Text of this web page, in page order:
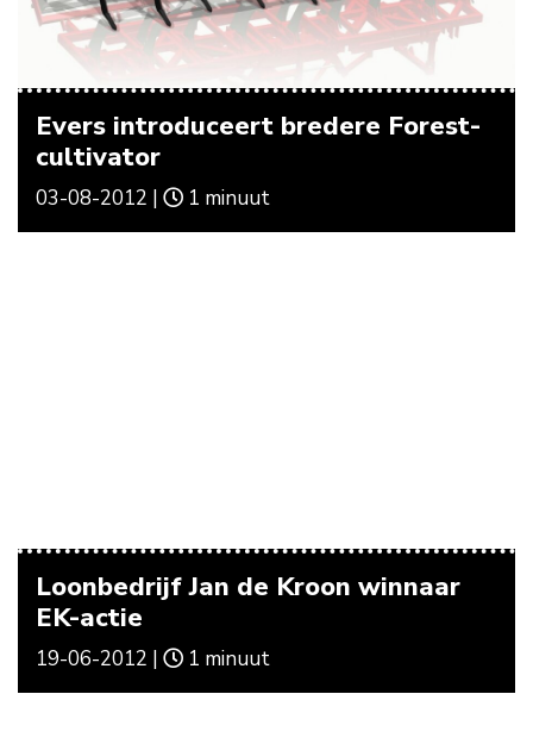
Evers introduceert bredere Forest-
cultivator
03-08-2012 | 1 minuut
Loonbedrijf Jan de Kroon winnaar
EK-actie
19-06-2012 | 1 minuut